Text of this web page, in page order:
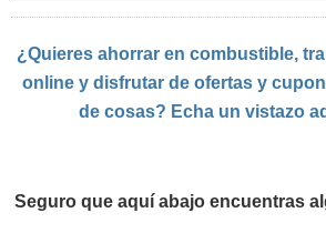
¿Quieres ahorrar en combustible,
online y disfrutar de ofertas y
de cosas? Echa un vistazo
Seguro que aquí abajo encuentras